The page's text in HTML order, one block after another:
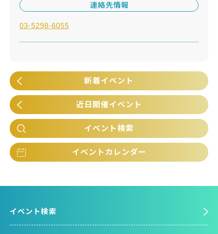
連絡先情報
03-5298-6055
新着イベント
近日開催イベント
イベント検索
イベントカレンダー
イベント検索